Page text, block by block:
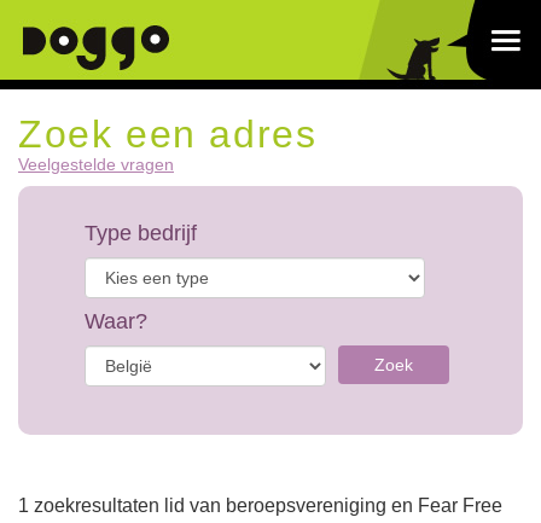
Zoek een adres
Veelgestelde vragen
Type bedrijf
Waar?
Zoek
1 zoekresultaten lid van beroepsvereniging en Fear Free